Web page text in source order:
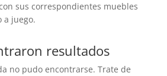
sus correspondientes muebles
a juego.
resultados
no pudo encontrarse. Trate de